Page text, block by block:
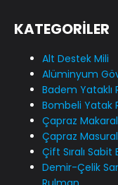
KATEGORİLER
Alt Destek Mili
Alüminyum
Badem Yataklı
Bombeli Yatak
Çapraz
Çapraz
Çift Sıralı Sabit
Demir-Çelik